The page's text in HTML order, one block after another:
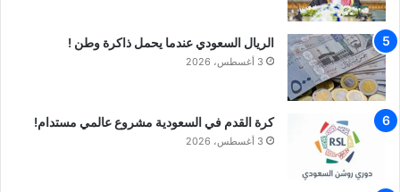
الريال السعودي عندما يحمل ذاكرة وطن !
3 أغسطس، 2026
كرة القدم في السعودية مشروع عالمي مستدام!
3 أغسطس، 2026